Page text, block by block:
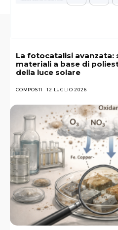
La fotocatalisi avanzata:
materiali a base di
della luce solare
COMPOSTI 12 LUGLIO 2026